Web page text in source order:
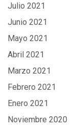
Julio 2021
Junio 2021
Mayo 2021
Abril 2021
Marzo 2021
Febrero 2021
Enero 2021
Noviembre 2020